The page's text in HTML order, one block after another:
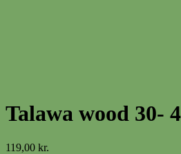
Talawa wood 30-
119,00 kr.